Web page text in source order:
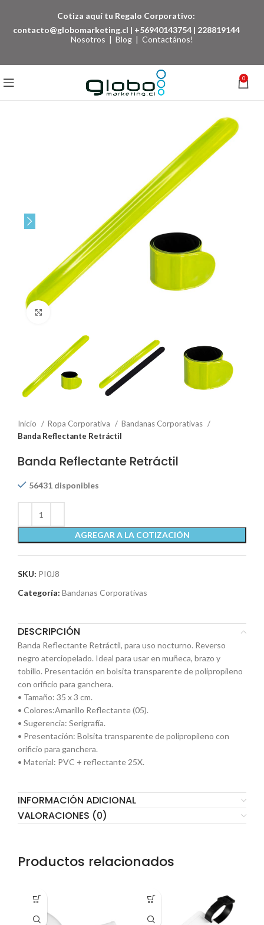
Cotiza aquí tu Regalo Corporativo:
contacto@globomarketing.cl | +56940143754 | 228819144
Nosotros | Blog | Contactános!
0
Inicio Ropa Corporativa
Bandanas Corporativas
Banda Reflectante Retráctil
Banda Reflectante Retráctil
56431 disponibles
AGREGAR A LA COTIZACIÓN
SKU: PI0J8
Categoría: Bandanas Corporativas
DESCRIPCIÓN
Banda Reflectante Retráctil, para uso nocturno. Reverso
negro aterciopelado. Ideal para usar en muñeca, brazo y
tobillo. Presentación en bolsita transparente de polipropileno
con orificio para ganchera.
• Tamaño: 35 x 3 cm.
• Colores:Amarillo Reflectante (05).
• Sugerencia: Serigrafía.
• Presentación: Bolsita transparente de polipropileno con
orificio para ganchera.
• Material: PVC + reflectante 25X.
INFORMACIÓN ADICIONAL
VALORACIONES (0)
Productos relacionados